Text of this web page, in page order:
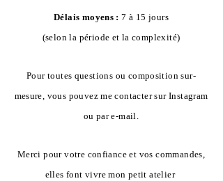
Délais moyens : 7 à 15 jours
(selon la période et la complexité)
Pour toutes questions ou composition sur-
mesure, vous pouvez me contacter sur Instagram
ou par e-mail.
Merci pour votre confiance et vos commandes,
elles font vivre mon petit atelier